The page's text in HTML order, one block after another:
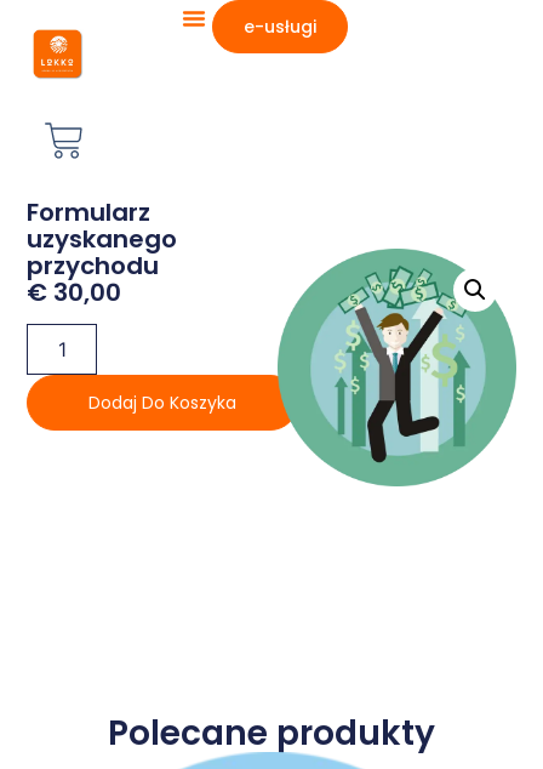
e-usługi
Formularz
uzyskanego
przychodu
€ 30,00
Dodaj Do Koszyka
Polecane produkty